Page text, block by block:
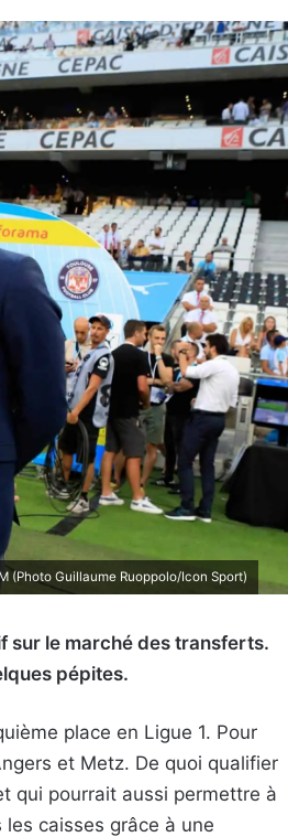
(Photo Guillaume Ruoppolo/Icon Sport)
sur le marché des transferts.
pépites.
place en Ligue 1. Pour
et Metz. De quoi qualifier
qui pourrait aussi permettre à
les caisses grâce à une